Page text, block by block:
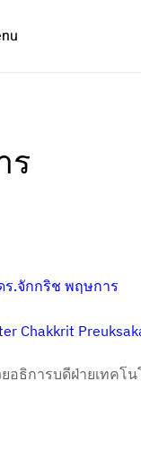
ร
ร.จักกริช พฤษการ
Chakkrit
อธิการบดีฝ่ายเทคโ